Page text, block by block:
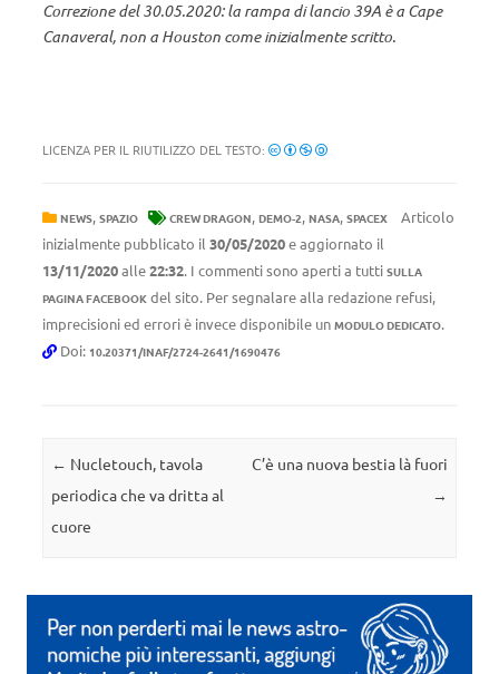
Correzione del 30.05.2020: la rampa di lancio 39A è a Cape
Canaveral, non a Houston come inizialmente scritto.
LICENZA PER IL RIUTILIZZO DEL TESTO:
NEWS, SPAZIO CREW DRAGON, DEMO-2, NASA, SPACEX
Articolo
inizialmente pubblicato il 30/05/2020e aggiornato il
13/11/2020alle22:32. I commenti sono aperti a tutti SULLA
PAGINA FACEBOOK del sito. Per segnalare alla redazione refusi,
imprecisioni ed errori è invece disponibile un MODULO DEDICATO.
Doi: 10.20371/INAF/2724-2641/1690476
Navigazione articolo
← Nucletouch, tavola
periodica che va dritta al
cuore
C’è una nuova bestia là fuori
→